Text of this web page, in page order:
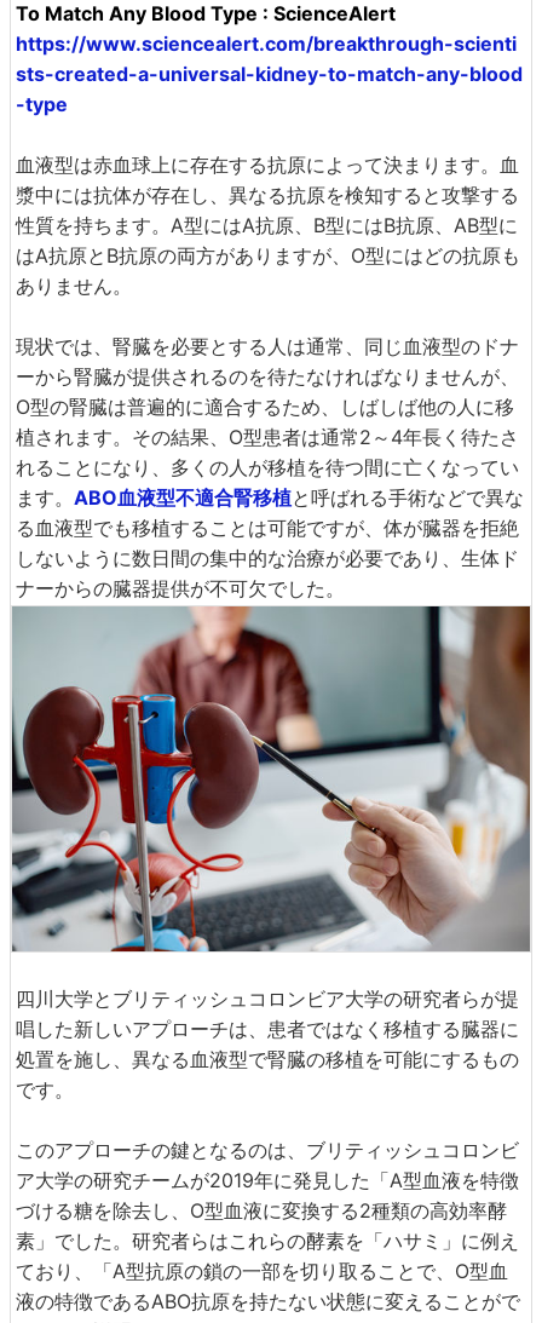
To Match Any Blood Type : ScienceAlert
https://www.sciencealert.com/breakthrough-scienti
sts-created-a-universal-kidney-to-match-any-blood
-type
血液型は赤血球上に存在する抗原によって決まります。血
漿中には抗体が存在し、異なる抗原を検知すると攻撃する
性質を持ちます。A型にはA抗原、B型にはB抗原、AB型に
はA抗原とB抗原の両方がありますが、O型にはどの抗原も
ありません。
現状では、腎臓を必要とする人は通常、同じ血液型のドナ
ーから腎臓が提供されるのを待たなければなりませんが、
O型の腎臓は普遍的に適合するため、しばしば他の人に移
植されます。その結果、O型患者は通常2～4年長く待たさ
れることになり、多くの人が移植を待つ間に亡くなってい
ます。 ABO血液型不適合腎移植と呼ばれる手術などで異な
る血液型でも移植することは可能ですが、体が臓器を拒絶
しないように数日間の集中的な治療が必要であり、生体ド
ナーからの臓器提供が不可欠でした。
四川大学とブリティッシュコロンビア大学の研究者らが提
唱した新しいアプローチは、患者ではなく移植する臓器に
処置を施し、異なる血液型で腎臓の移植を可能にするもの
です。
このアプローチの鍵となるのは、ブリティッシュコロンビ
ア大学の研究チームが2019年に発見した「A型血液を特徴
づける糖を除去し、O型血液に変換する2種類の高効率酵
素」でした。研究者らはこれらの酵素を「ハサミ」に例え
ており、「A型抗原の鎖の一部を切り取ることで、O型血
液の特徴であるABO抗原を持たない状態に変えることがで